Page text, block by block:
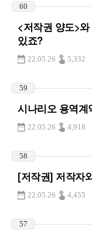
60
<저작권 양도>
있죠?
22.05.26 5,332
59
시나리오 용역계
22.05.26 4,918
58
[저작권] 저작자
22.05.26 4,455
57